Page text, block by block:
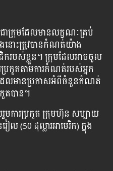
ាក្រុមដែលមានលក្ខណៈគ្រប់
នោះត្រូវបានកំណត់យ៉ាង
របស់ខ្លួន។ ក្រុមដែលអាចចូល
រកួតតាមការកំណត់របស់អ្នក
ែលមានប្រកាសអំពីចំនួនកំណត់
តបាន។
មការប្រកួត ក្រុមហ៊ុន សប្បាយ
ល (50 ដុល្លារអាមេរិក) ក្នុង